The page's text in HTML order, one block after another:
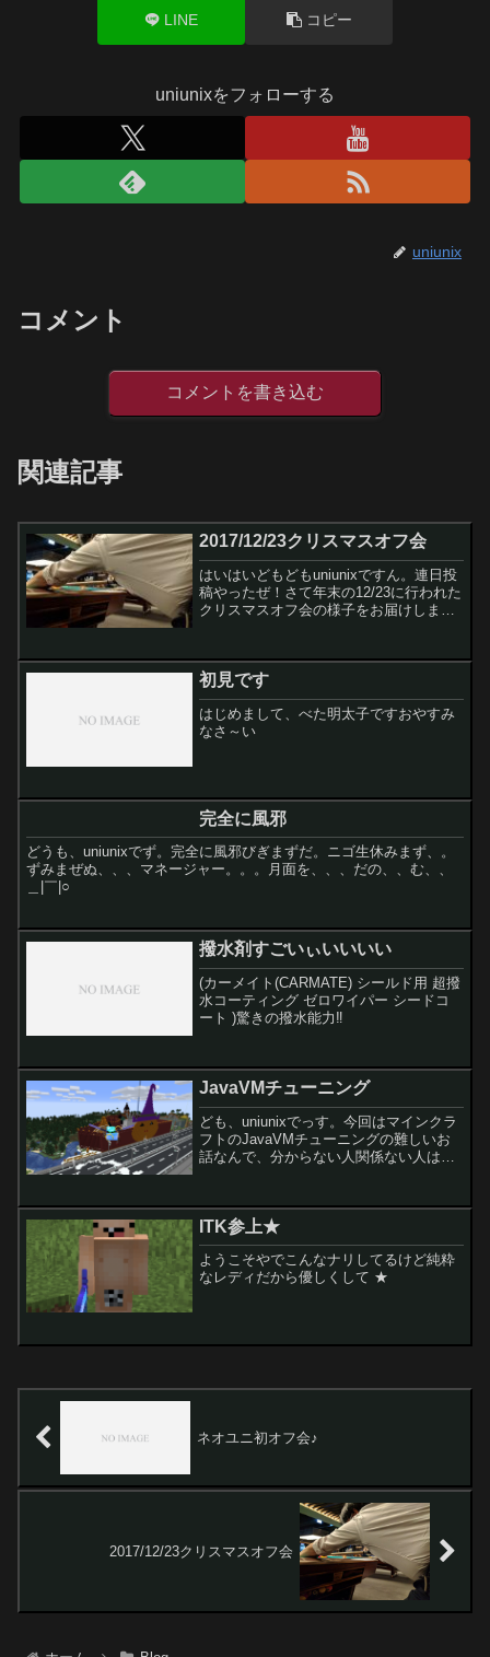
LINE コピー
uniunixをフォローする
uniunix
コメント
コメントを書き込む
関連記事
2017/12/23クリスマスオフ会
はいはいどもどもuniunixですん。連日投
稿やったぜ！さて年末の12/23に行われた
クリスマスオフ会の様子をお届けします
オフ会参加できませんってことで急き
ょ、いつか、...
初見です
はじめまして、べた明太子ですおやすみ
なさ～い
完全に風邪
どうも、uniunixでず。完全に風邪びぎまずだ。ニゴ生休みまず、。
ずみまぜぬ、、、マネージャー。。。月面を、、、だの、、む、、
＿|￣|○
撥水剤すごいぃいいいい
(カーメイト(CARMATE) シールド用 超撥
水コーティング ゼロワイパー シードコ
ート )驚きの撥水能力‼️
JavaVMチューニング
ども、uniunixでっす。今回はマインクラ
フトのJavaVMチューニングの難しいお
話なんで、分からない人関係ない人はこ
げようとしてサーバサイドのJavaV...
ITK参上★
ようこそやでこんなナリしてるけど純粋
なレディだから優しくして ★
ネオユニ初オフ会♪
2017/12/23クリスマスオフ会